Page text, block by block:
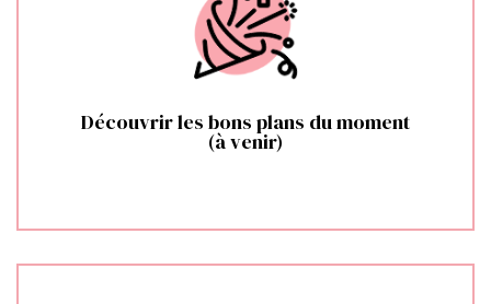
Découvrir les bons plans du moment
(à venir)